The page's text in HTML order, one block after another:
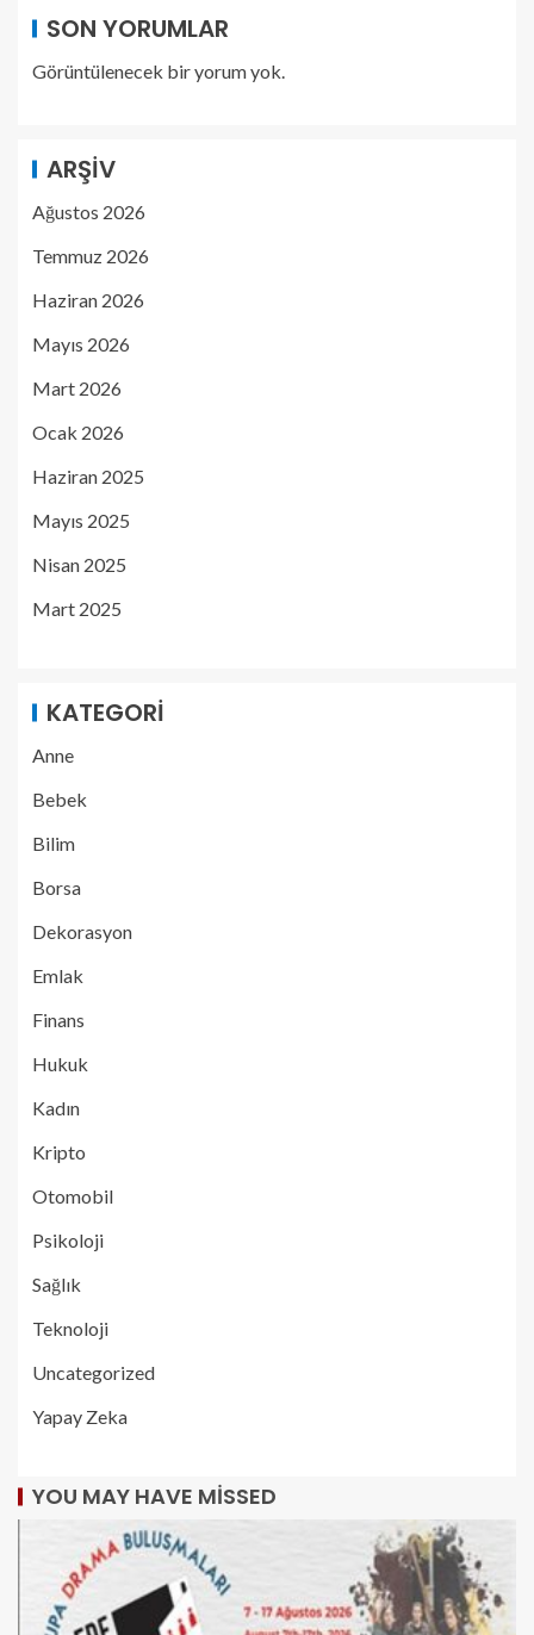
SON YORUMLAR
Görüntülenecek bir yorum yok.
ARŞIV
Ağustos 2026
Temmuz 2026
Haziran 2026
Mayıs 2026
Mart 2026
Ocak 2026
Haziran 2025
Mayıs 2025
Nisan 2025
Mart 2025
KATEGORI
Anne
Bebek
Bilim
Borsa
Dekorasyon
Emlak
Finans
Hukuk
Kadın
Kripto
Otomobil
Psikoloji
Sağlık
Teknoloji
Uncategorized
Yapay Zeka
YOU MAY HAVE MISSED